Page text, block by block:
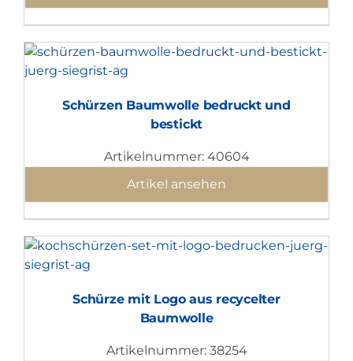
Schürzen Baumwolle bedruckt und
bestickt
Artikelnummer: 40604
Artikel ansehen
Schürze mit Logo aus recycelter
Baumwolle
Artikelnummer: 38254